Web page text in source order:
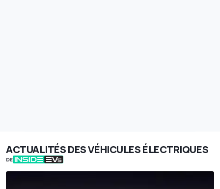
ACTUALITÉS DES VÉHICULES ÉLECTRIQUES
DE